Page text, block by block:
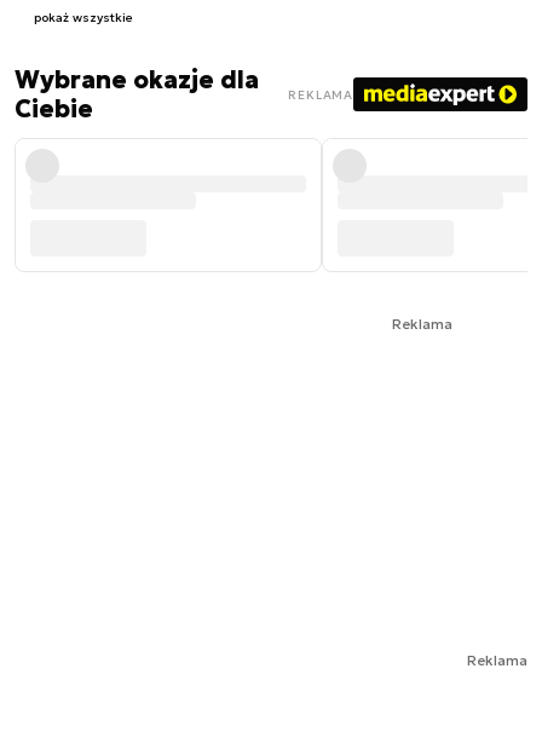
pokaż wszystkie
Wybrane okazje dla
Ciebie
REKLAMA
Reklama
Reklama